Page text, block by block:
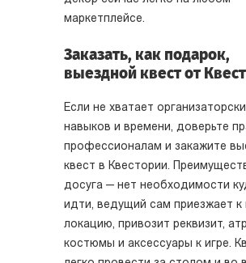
маркетплейсе.
Заказать, как подарок,
выездной квест от
Если не хватает
навыков и времени, доверьте
профессионалам и закажите
квест в Квестории.
досуга — нет необходимости
идти, ведущий сам приезжает к
локацию, привозит реквизит,
костюмы и аксессуары к игре.